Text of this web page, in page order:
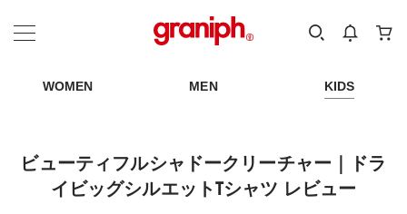
カテゴリーから探す
WOMEN MEN KIDS
ビューティフルシャドークリーチャー｜ドラ
イビッグシルエットTシャツ レビュー